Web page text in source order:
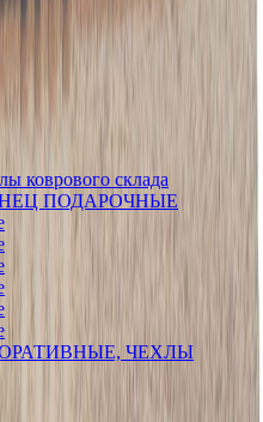
коврового склада
ПОДАРОЧНЫЕ
ЧЕХЛЫ